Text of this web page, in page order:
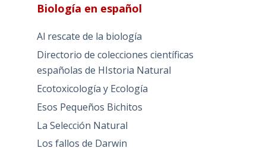
Biología en español
Al rescate de la biología
Directorio de colecciones científicas
españolas de HIstoria Natural
Ecotoxicología y Ecología
Esos Pequeños Bichitos
La Selección Natural
Los fallos de Darwin